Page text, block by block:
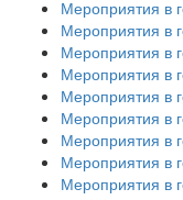
Мероприятия в
Мероприятия в
Мероприятия в
Мероприятия в
Мероприятия в
Мероприятия в
Мероприятия в
Мероприятия в
Мероприятия в